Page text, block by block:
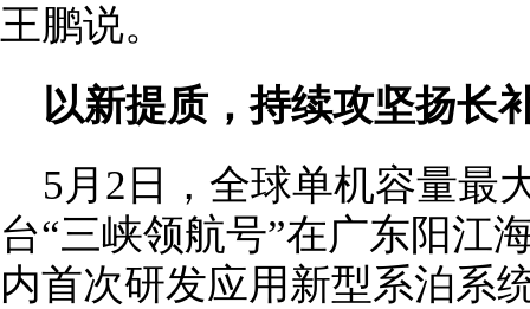
王鹏说。
以新提质，持续攻坚扬长
5月2日，全球单机容量最
台“三峡领航号”在广东阳江
内首次研发应用新型系泊系